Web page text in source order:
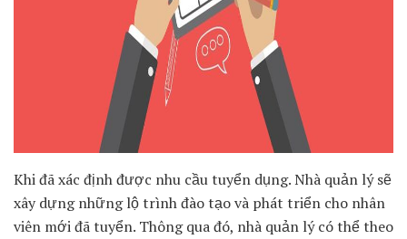
Khi đã xác định được nhu cầu tuyển dụng. Nhà quản lý sẽ
xây dựng những lộ trình đào tạo và phát triển cho nhân
viên mới đã tuyển. Thông qua đó, nhà quản lý có thể theo